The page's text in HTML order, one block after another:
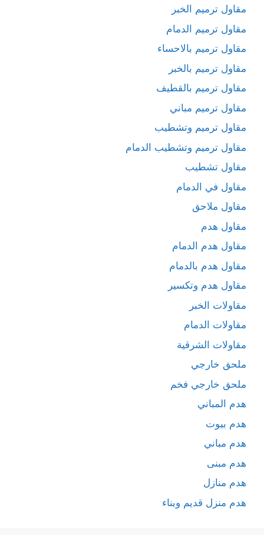
مقاول ترميم الخبر
مقاول ترميم الدمام
مقاول ترميم بالاحساء
مقاول ترميم بالخبر
مقاول ترميم بالقطيف
مقاول ترميم مباني
مقاول ترميم وتشطيب
مقاول ترميم وتشطيب الدمام
مقاول تشطيب
مقاول في الدمام
مقاول ملاحق
مقاول هدم
مقاول هدم الدمام
مقاول هدم بالدمام
مقاول هدم وتكسير
مقاولات الخبر
مقاولات الدمام
مقاولات الشرقية
ملحق خارجي
ملحق خارجي فخم
هدم المباني
هدم بيوت
هدم مباني
هدم مبنى
هدم منازل
هدم منزل قديم وبناء